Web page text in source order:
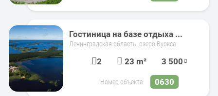
Гостиница на базе отдыха ...
Ленинградская область, озеро Вуокса
2 23 m² 3 500
Номер объекта: 0630